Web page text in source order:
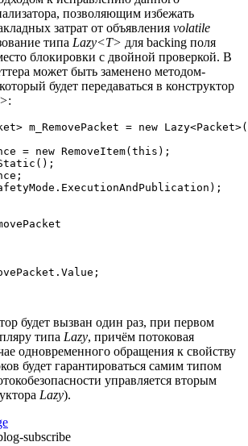
позволяющим избежать
затрат от объявления volatile
типа Lazy<T> для backing поля
блокировки с двойной проверкой. В
может быть заменено методом-
будет передаваться в конструктор
:
m_RemovePacket = new
= new RemoveItem(this);
будет вызван один раз, при первом
типа Lazy, причём потоковая
одновременного обращения к свойству
будет гарантироваться самим типом
управляется вторым
Lazy).